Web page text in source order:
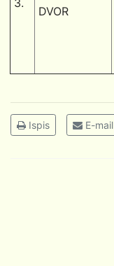
3.
DVOR
Ispis E-mail